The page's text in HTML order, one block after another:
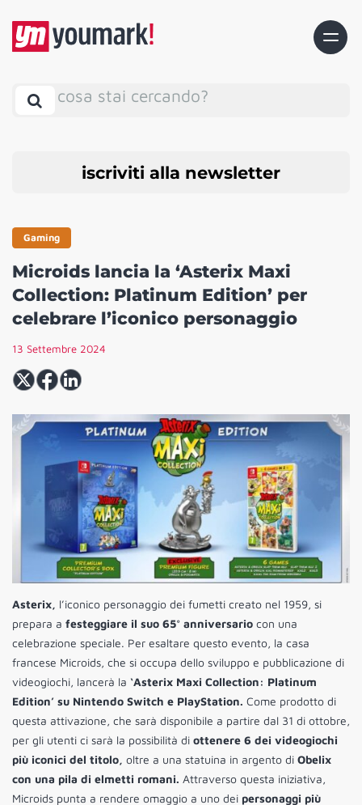
cosa stai cercando?
iscriviti alla newsletter
Gaming
Microids lancia la ‘Asterix Maxi
Collection: Platinum Edition’ per
celebrare l’iconico personaggio
13 Settembre 2024
Asterix, l’iconico personaggio dei fumetti creato nel 1959, si
prepara a festeggiare il suo 65° anniversario con una
celebrazione speciale. Per esaltare questo evento, la casa
francese Microids, che si occupa dello sviluppo e pubblicazione di
videogiochi, lancerà la ‘Asterix Maxi Collection: Platinum
Edition’ su Nintendo Switch e PlayStation. Come prodotto di
questa attivazione, che sarà disponibile a partire dal 31 di ottobre,
per gli utenti ci sarà la possibilità di ottenere 6 dei videogiochi
più iconici del titolo, oltre a una statuina in argento di Obelix
con una pila di elmetti romani. Attraverso questa iniziativa,
Microids punta a rendere omaggio a uno dei personaggi più